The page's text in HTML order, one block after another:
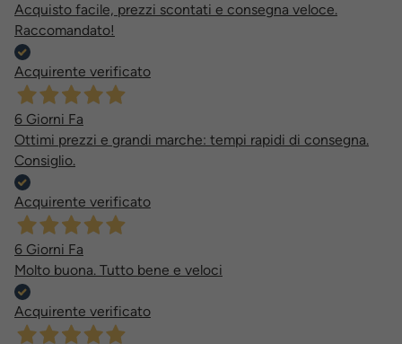
Acquisto facile, prezzi scontati e consegna veloce.
Raccomandato!
Acquirente verificato
6 Giorni Fa
Ottimi prezzi e grandi marche: tempi rapidi di consegna.
Consiglio.
Acquirente verificato
6 Giorni Fa
Molto buona. Tutto bene e veloci
Acquirente verificato